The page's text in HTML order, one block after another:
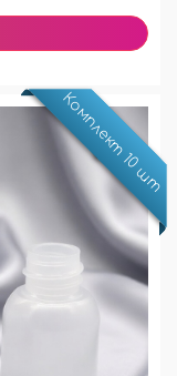
Комплект 10 шт